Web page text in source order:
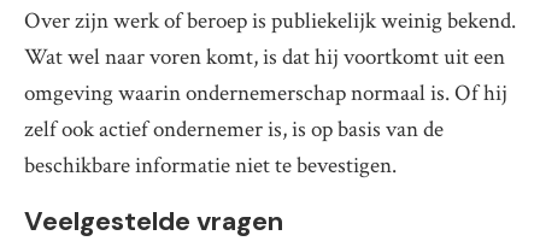
Over zijn werk of beroep is publiekelijk weinig bekend.
Wat wel naar voren komt, is dat hij voortkomt uit een
omgeving waarin ondernemerschap normaal is. Of hij
zelf ook actief ondernemer is, is op basis van de
beschikbare informatie niet te bevestigen.
Veelgestelde vragen